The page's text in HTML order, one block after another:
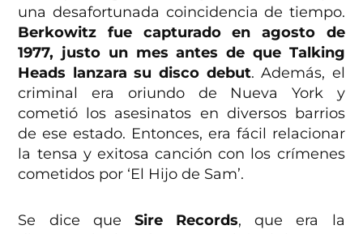
una desafortunada coincidencia de tiempo.
Berkowitz fue capturado en agosto de
1977, justo un mes antes de que Talking
Heads lanzara su disco debut. Además, el
criminal era oriundo de Nueva York y
cometió los asesinatos en diversos barrios
de ese estado. Entonces, era fácil relacionar
la tensa y exitosa canción con los crímenes
cometidos por ‘El Hijo de Sam’.
Se dice que Sire Records, que era la